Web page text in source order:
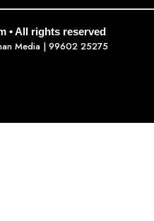
• All rights reserved
Media| 99602 25275